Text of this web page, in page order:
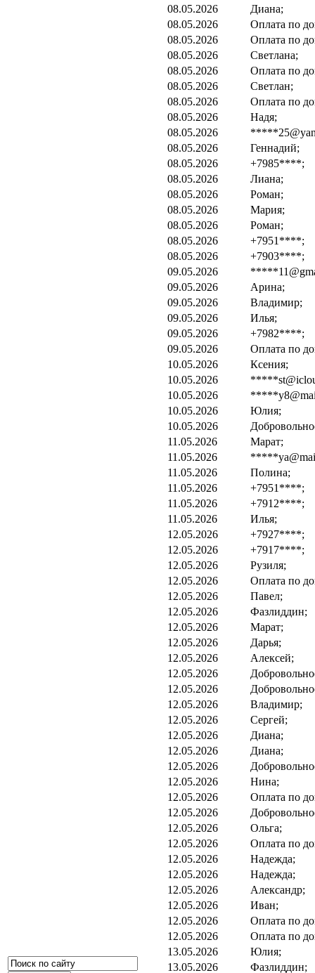
08.05.2026
Диана;
08.05.2026
Оплата по
08.05.2026
Оплата по
08.05.2026
Светлана;
08.05.2026
Оплата по
08.05.2026
Светлан;
08.05.2026
Оплата по
08.05.2026
Надя;
08.05.2026
08.05.2026
Геннадий;
08.05.2026
+7985****;
08.05.2026
Лиана;
08.05.2026
Роман;
08.05.2026
Мария;
08.05.2026
Роман;
08.05.2026
+7951****;
08.05.2026
+7903****;
09.05.2026
09.05.2026
Арина;
09.05.2026
Владимир;
09.05.2026
Илья;
09.05.2026
+7982****;
09.05.2026
Оплата по
10.05.2026
Ксения;
10.05.2026
10.05.2026
10.05.2026
Юлия;
10.05.2026
11.05.2026
Марат;
11.05.2026
11.05.2026
Полина;
11.05.2026
+7951****;
11.05.2026
+7912****;
11.05.2026
Илья;
12.05.2026
+7927****;
12.05.2026
+7917****;
12.05.2026
Рузиля;
12.05.2026
Оплата по
12.05.2026
Павел;
12.05.2026
Фазлиддин;
12.05.2026
Марат;
12.05.2026
Дарья;
12.05.2026
Алексей;
12.05.2026
12.05.2026
12.05.2026
Владимир;
12.05.2026
Сергей;
12.05.2026
Диана;
12.05.2026
Диана;
12.05.2026
12.05.2026
Нина;
12.05.2026
Оплата по
12.05.2026
12.05.2026
Ольга;
12.05.2026
Оплата по
12.05.2026
Надежда;
12.05.2026
Надежда;
12.05.2026
Александр;
12.05.2026
Иван;
12.05.2026
Оплата по
12.05.2026
Оплата по
13.05.2026
Юлия;
13.05.2026
Фазлиддин;